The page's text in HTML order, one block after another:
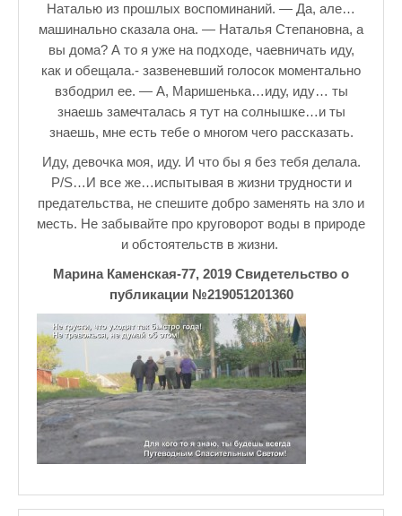
Наталью из прошлых воспоминаний. — Да, але…
машинально сказала она. — Наталья Степановна, а
вы дома? А то я уже на подходе, чаевничать иду,
как и обещала.- зазвеневший голосок моментально
взбодрил ее. — А, Маришенька…иду, иду… ты
знаешь замечталась я тут на солнышке…и ты
знаешь, мне есть тебе о многом чего рассказать.
Иду, девочка моя, иду. И что бы я без тебя делала.
P/S…И все же…испытывая в жизни трудности и
предательства, не спешите добро заменять на зло и
месть. Не забывайте про круговорот воды в природе
и обстоятельств в жизни.
Марина Каменская-77, 2019 Свидетельство о
публикации №219051201360